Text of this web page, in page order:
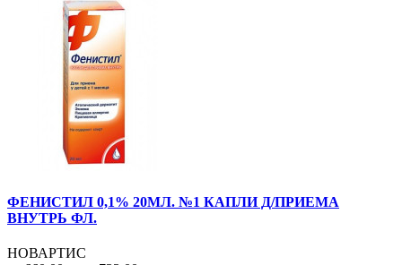
ФЕНИСТИЛ 0,1% 20МЛ. №1 КАПЛИ Д/ПРИЕМА
ВНУТРЬ ФЛ.
НОВАРТИС